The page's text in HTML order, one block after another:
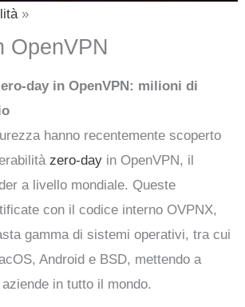
OpenVPN
day in OpenVPN: milioni di
hanno recentemente scoperto
zero-day in OpenVPN, il
a livello mondiale. Queste
con il codice interno OVPNX,
gamma di sistemi operativi, tra cui
Android e BSD, mettendo a
in tutto il mondo.